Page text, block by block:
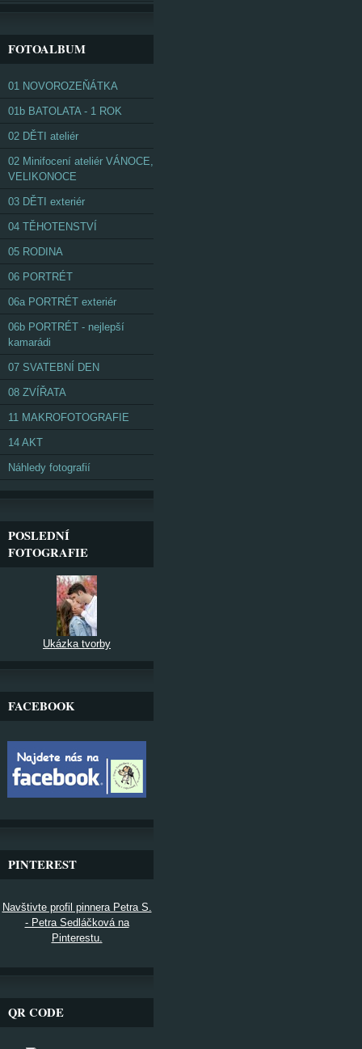
FOTOALBUM
01 NOVOROZEŇÁTKA
01b BATOLATA - 1 ROK
02 DĚTI ateliér
02 Minifocení ateliér VÁNOCE,
VELIKONOCE
03 DĚTI exteriér
04 TĚHOTENSTVÍ
05 RODINA
06 PORTRÉT
06a PORTRÉT exteriér
06b PORTRÉT - nejlepší
kamarádi
07 SVATEBNÍ DEN
08 ZVÍŘATA
11 MAKROFOTOGRAFIE
14 AKT
Náhledy fotografií
POSLEDNÍ
FOTOGRAFIE
Ukázka tvorby
FACEBOOK
PINTEREST
Navštivte profil pinnera Petra S.
- Petra Sedláčková na
Pinterestu.
QR CODE